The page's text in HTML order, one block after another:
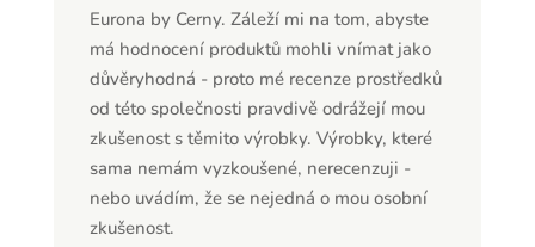
Eurona by Cerny. Záleží mi na tom, abyste
má hodnocení produktů mohli vnímat jako
důvěryhodná - proto mé recenze prostředků
od této společnosti pravdivě odrážejí mou
zkušenost s těmito výrobky. Výrobky, které
sama nemám vyzkoušené, nerecenzuji -
nebo uvádím, že se nejedná o mou osobní
zkušenost.